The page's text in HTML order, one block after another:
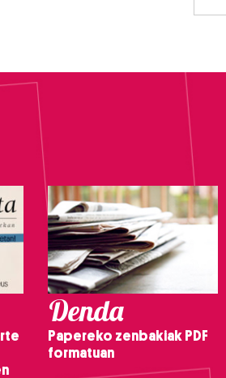
Denda
Papereko zenbakiak PDF
formatuan